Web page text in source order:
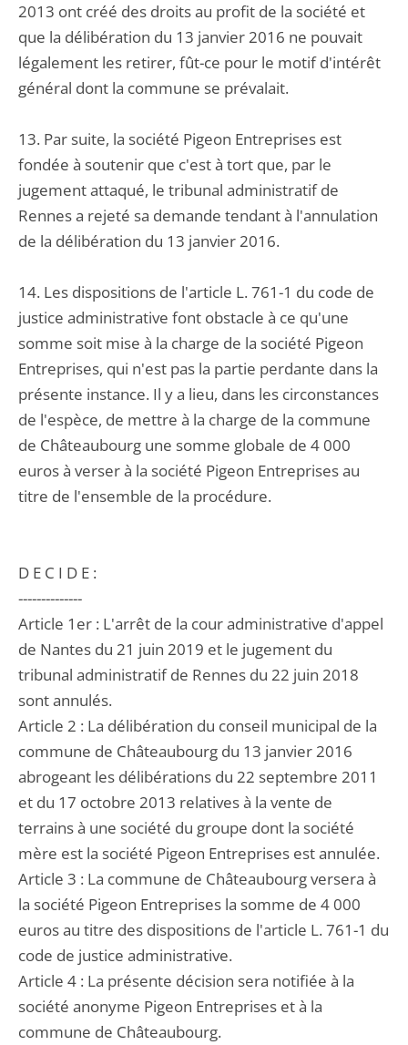
2013 ont créé des droits au profit de la société et
que la délibération du 13 janvier 2016 ne pouvait
légalement les retirer, fût-ce pour le motif d'intérêt
général dont la commune se prévalait.
13. Par suite, la société Pigeon Entreprises est
fondée à soutenir que c'est à tort que, par le
jugement attaqué, le tribunal administratif de
Rennes a rejeté sa demande tendant à l'annulation
de la délibération du 13 janvier 2016.
14. Les dispositions de l'article L. 761-1 du code de
justice administrative font obstacle à ce qu'une
somme soit mise à la charge de la société Pigeon
Entreprises, qui n'est pas la partie perdante dans la
présente instance. Il y a lieu, dans les circonstances
de l'espèce, de mettre à la charge de la commune
de Châteaubourg une somme globale de 4 000
euros à verser à la société Pigeon Entreprises au
titre de l'ensemble de la procédure.
D E C I D E :
--------------
Article 1er : L'arrêt de la cour administrative d'appel
de Nantes du 21 juin 2019 et le jugement du
tribunal administratif de Rennes du 22 juin 2018
sont annulés.
Article 2 : La délibération du conseil municipal de la
commune de Châteaubourg du 13 janvier 2016
abrogeant les délibérations du 22 septembre 2011
et du 17 octobre 2013 relatives à la vente de
terrains à une société du groupe dont la société
mère est la société Pigeon Entreprises est annulée.
Article 3 : La commune de Châteaubourg versera à
la société Pigeon Entreprises la somme de 4 000
euros au titre des dispositions de l'article L. 761-1 du
code de justice administrative.
Article 4 : La présente décision sera notifiée à la
société anonyme Pigeon Entreprises et à la
commune de Châteaubourg.